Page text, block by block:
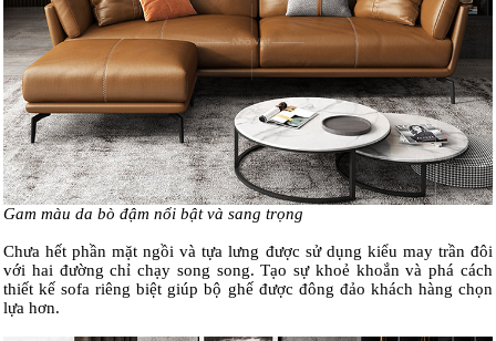
Gam màu da bò đậm nổi bật và sang trọng
Chưa hết phần mặt ngồi và tựa lưng được sử dụng kiểu may trần đôi
với hai đường chỉ chạy song song. Tạo sự khoẻ khoắn và phá cách
thiết kế sofa riêng biệt giúp bộ ghế được đông đảo khách hàng chọn
lựa hơn.